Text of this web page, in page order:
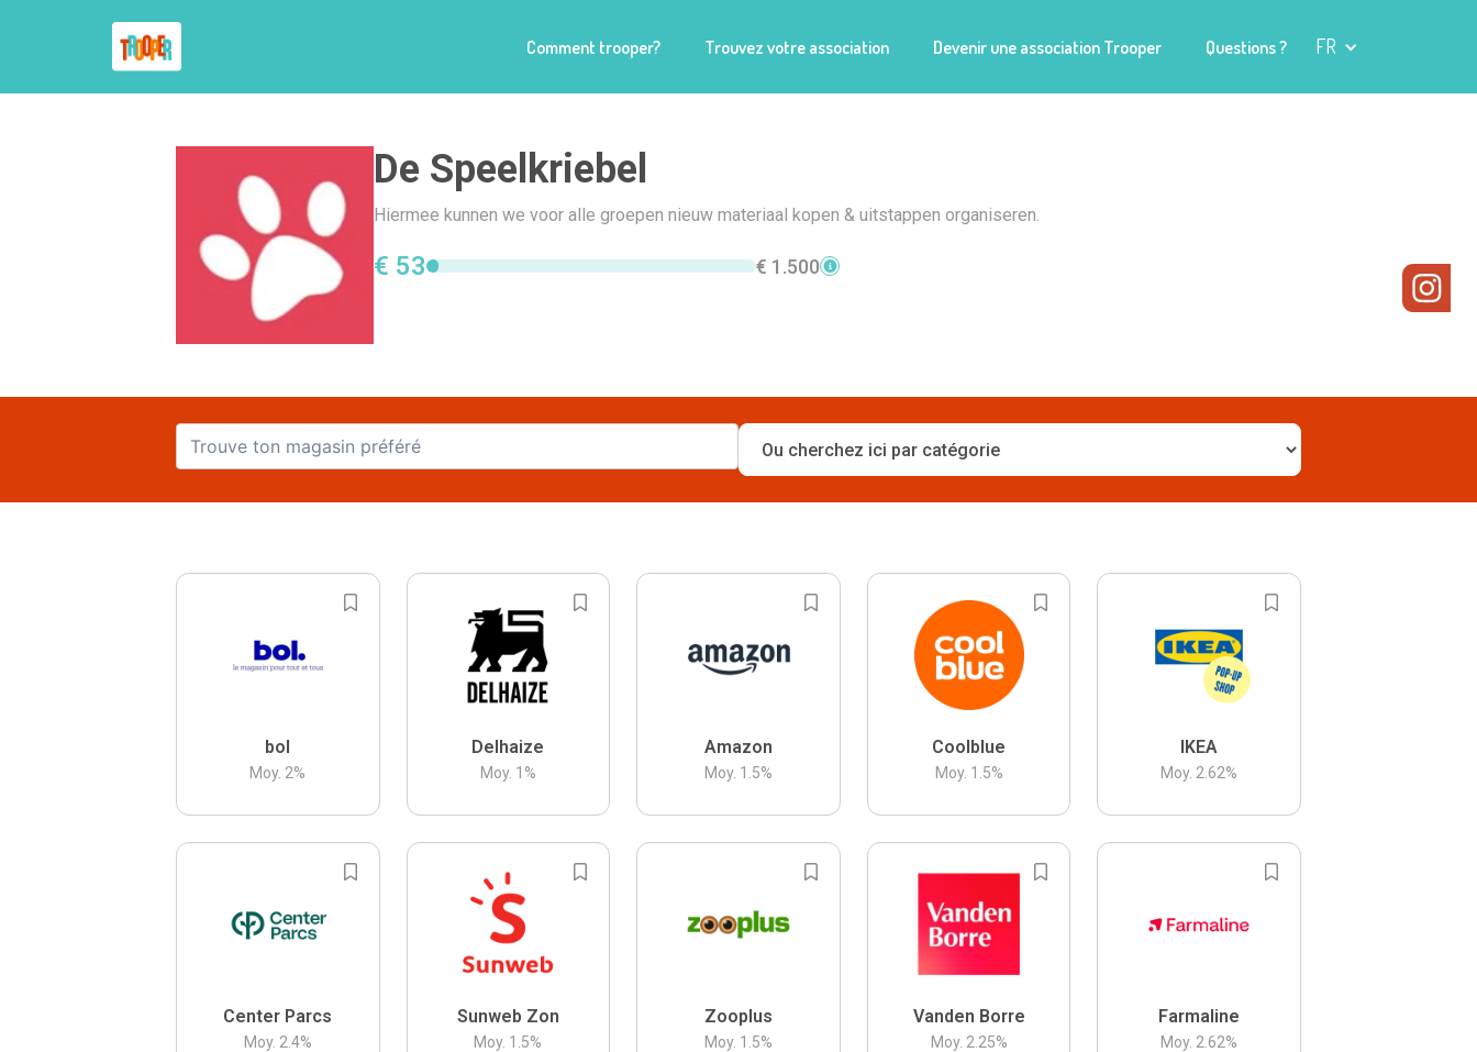
Comment trooper? Trouvez votre association Devenir une association Trooper Questions ? FR
De Speelkriebel
Hiermee kunnen we voor alle groepen nieuw materiaal kopen & uitstappen organiseren.
€ 53 € 1.500
bol
Moy. 2%
Delhaize
Moy. 1 %
Amazon
Moy. 1.5%
Coolblue
Moy. 1.5%
IKEA
Moy. 2.62%
Center Parcs
Moy. 2.4%
Sunweb Zon
Moy. 1.5%
Zooplus
Moy. 1.5%
Vanden Borre
Moy. 2.25%
Farmaline
Moy. 2.62%